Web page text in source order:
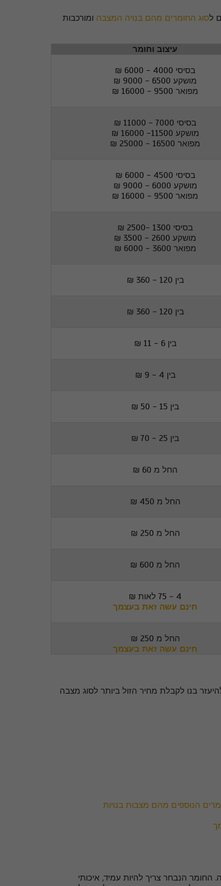
לסוג החומרים מהם בנויה המצבה ומורכבות
עיצוב וחומר
בסיסי 4000 - 6000 ₪
מושקע 6500 - 9000 ₪
מפואר 9500 - 16000 ₪
בסיסי 7000 - 11000 ₪
מושקע 11500- 16000 ₪
מפואר 16500 - 25000 ₪
בסיסי 4500 - 6000 ₪
מושקע 6000 - 9000 ₪
מפואר 9500 - 16000 ₪
בסיסי 1300 -2500 ₪
מושקע 2600 - 3500 ₪
מפואר 3600 - 6000 ₪
בין 120 - 360 ₪
בין 120 - 360 ₪
בין 6 - 11 ₪
בין 4 - 9 ₪
בין 15 - 50 ₪
בין 25 - 70 ₪
החל מ 60 ₪
החל מ 450 ₪
החל מ 250 ₪
החל מ 600 ₪
4 - 75 לאות ₪
חינם עשה זאת בעצמך
החל מ 250 ₪
חינם עשה זאת בעצמך
בנו לקבלת מחיר הזול ביותר לסוג מצבה
הנוספים מהם מצבות בנויות
הנבחר צריך להיות עמיד, איכותי